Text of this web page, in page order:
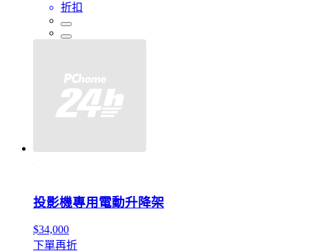
折扣
投影機專用電動升降架
$34,000
下單再折